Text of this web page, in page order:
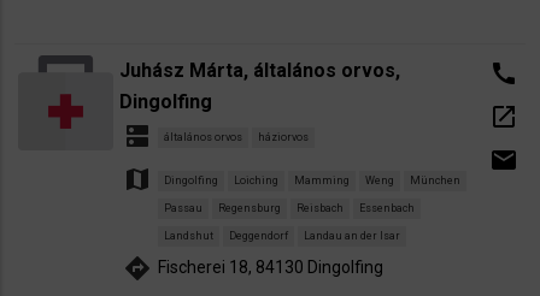
Juhász Márta, általános orvos,
Dingolfing
dns általános orvos háziorvos
map Dingolfing Loiching Mamming Weng München
Passau Regensburg Reisbach Essenbach
Landshut Deggendorf Landau an der Isar
directions Fischerei 18, 84130 Dingolfing
call
open_in_new
email